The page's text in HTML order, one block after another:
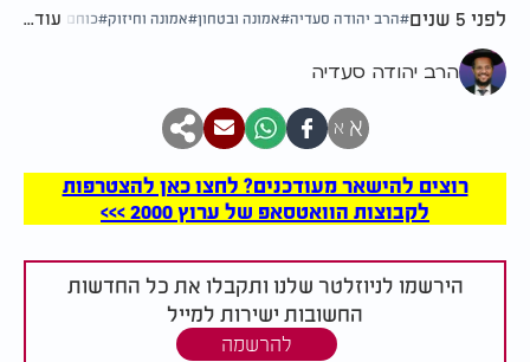
לפני 5 שנים הרב יהודה סעדיה אמונה ובטחון אמונה וחיזוק כוחם שלעוד...
הרב יהודה סעדיה
א א
רוצים להישאר מעודכנים? לחצו כאן להצטרפות
לקבוצות הוואטסאפ של ערוץ 2000 >>>
הירשמו לניוזלטר שלנו ותקבלו את כל החדשות
החשובות ישירות למייל
להרשמה